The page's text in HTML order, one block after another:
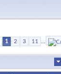
1 2 3 11 ...